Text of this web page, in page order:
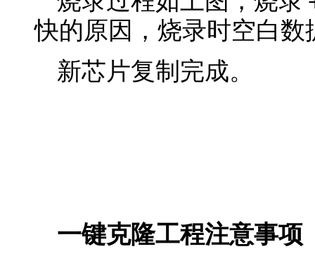
快的原因，烧录时空白数
新芯片复制完成。
一键克隆工程注意事项